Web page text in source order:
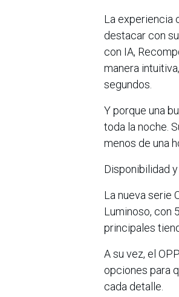
La experiencia
destacar con
con IA,
manera
segundos.
Y porque una
toda la noche.
menos de una
Disponibilidad
La nueva serie
Luminoso, con
principales
A su vez, el
opciones para
cada detalle.